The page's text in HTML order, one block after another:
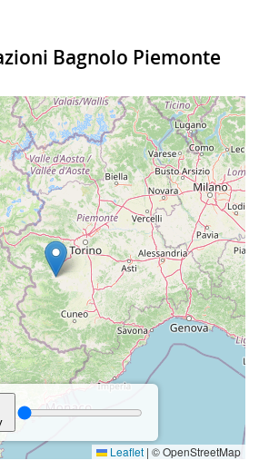
Bagnolo Piemonte